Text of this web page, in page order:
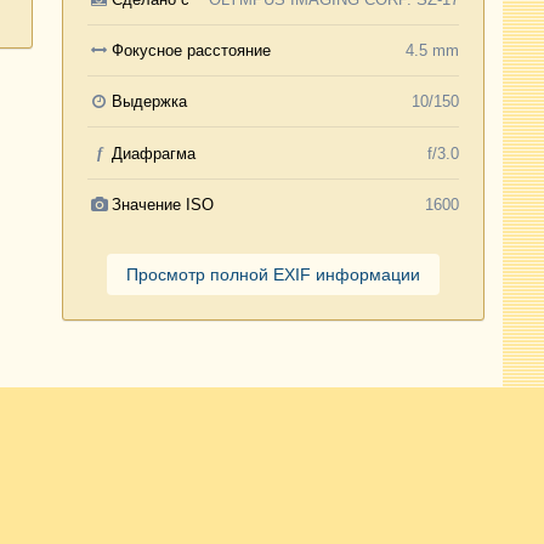
Фокусное расстояние 4.5 mm
Выдержка 10/150
f Диафрагма f/3.0
Значение ISO 1600
Просмотр полной EXIF информации